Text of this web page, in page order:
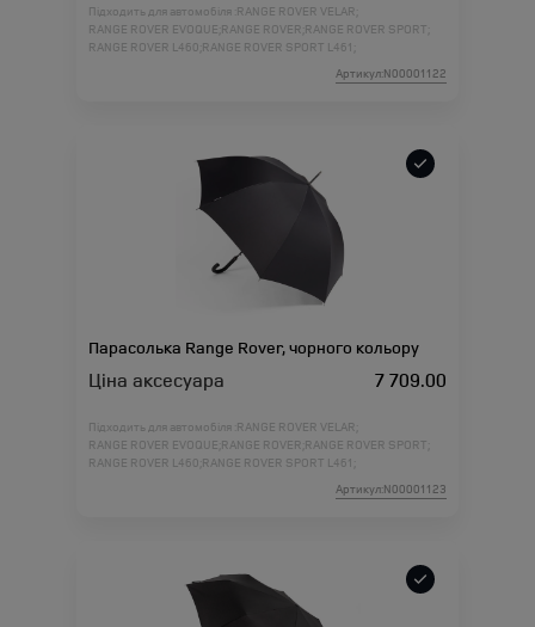
Підходить для автомобіля : RANGE ROVER VELAR;
RANGE ROVER EVOQUE; RANGE ROVER; RANGE ROVER SPORT;
RANGE ROVER L460; RANGE ROVER SPORT L461;
Артикул:N00001122
Парасолька Range Rover, чорного кольору
Ціна аксесуара 7 709.00
Підходить для автомобіля : RANGE ROVER VELAR;
RANGE ROVER EVOQUE; RANGE ROVER; RANGE ROVER SPORT;
RANGE ROVER L460; RANGE ROVER SPORT L461;
Артикул:N00001123